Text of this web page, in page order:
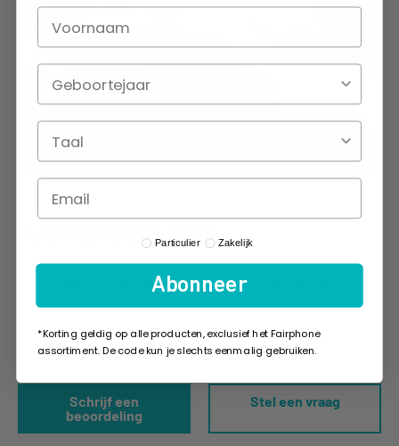
KLANTBEOORDELINGEN
Wees de eerste om een beoordeling te schrijven
Schrijf een
beoordeling
Stel een vraag
Profile Type
Particulier Zakelijk
Abonneer
*Korting geldig op alle producten, exclusief het Fairphone
assortiment. De code kun je slechts eenmalig gebruiken.